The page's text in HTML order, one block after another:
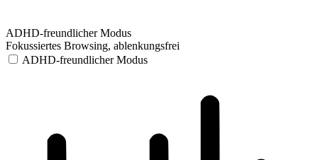
ADHD-freundlicher Modus
Fokussiertes Browsing, ablenkungsfrei
ADHD-freundlicher Modus